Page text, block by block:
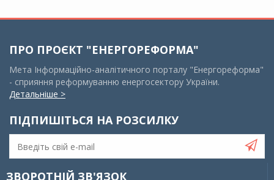
ПРО ПРОЄКТ "ЕНЕРГОРЕФОРМА"
Мета Інформаційно-аналітичного порталу "Енергореформа"
- сприяння реформуванню енергосектору України.
Детальніше >
ПІДПИШІТЬСЯ НА РОЗСИЛКУ
ЗВОРОТНІЙ ЗВ'ЯЗОК